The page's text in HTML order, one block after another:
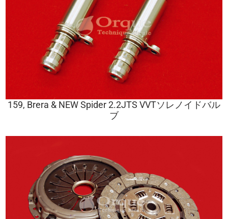
159, Brera & NEW Spider 2.2JTS VVTソレノイドバル
ブ